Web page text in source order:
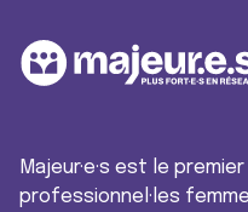
Majeur·e·s est le
professionnel·les